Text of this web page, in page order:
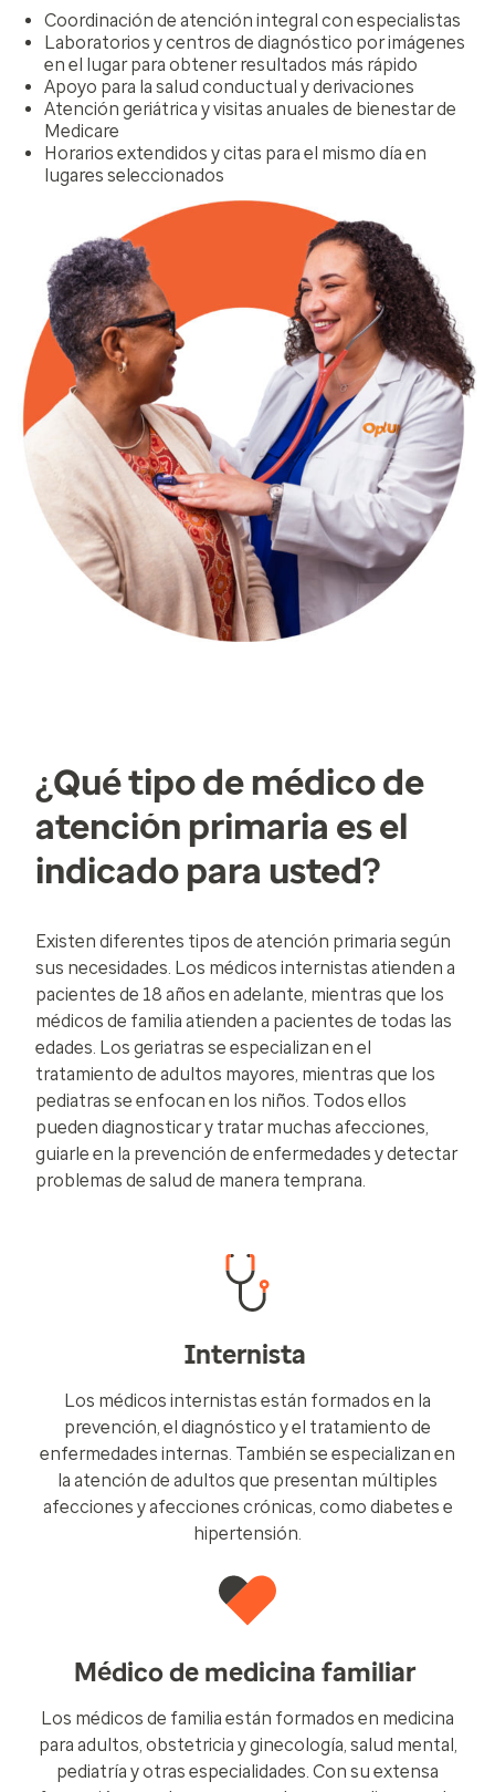
Coordinación de atención integral con especialistas
Laboratorios y centros de diagnóstico por imágenes
en el lugar para obtener resultados más rápido
Apoyo para la salud conductual y derivaciones
Atención geriátrica y visitas anuales de bienestar de
Medicare
Horarios extendidos y citas para el mismo día en
lugares seleccionados
¿Qué tipo de médico de
atención primaria es el
indicado para usted?
Existen diferentes tipos de atención primaria según
sus necesidades. Los médicos internistas atienden a
pacientes de 18 años en adelante, mientras que los
médicos de familia atienden a pacientes de todas las
edades. Los geriatras se especializan en el
tratamiento de adultos mayores, mientras que los
pediatras se enfocan en los niños. Todos ellos
pueden diagnosticar y tratar muchas afecciones,
guiarle en la prevención de enfermedades y detectar
problemas de salud de manera temprana.
Internista
Los médicos internistas están formados en la
prevención, el diagnóstico y el tratamiento de
enfermedades internas. También se especializan en
la atención de adultos que presentan múltiples
afecciones y afecciones crónicas, como diabetes e
hipertensión.
Médico de medicina familiar
Los médicos de familia están formados en medicina
para adultos, obstetricia y ginecología, salud mental,
pediatría y otras especialidades. Con su extensa